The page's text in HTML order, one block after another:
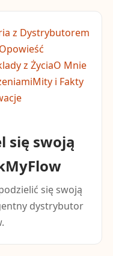
z Dystrybutorem
z ŻyciaO Mnie
Mity i Fakty
się swoją
się swoją
dystrybutor